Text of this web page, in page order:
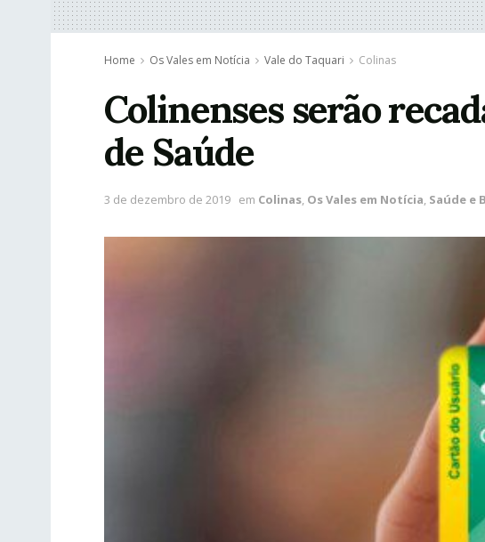
Home Os Vales em Notícia Vale do Taquari Colinas
Colinenses serão
de Saúde
3 de dezembro de 2019 em Colinas, Os Vales em Notícia, Saúde e